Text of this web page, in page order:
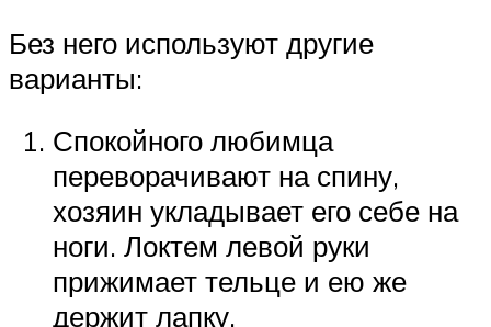
Без него используют другие
варианты:
Спокойного любимца
переворачивают на спину,
хозяин укладывает его себе на
ноги. Локтем левой руки
прижимает тельце и ею же
держит лапку.